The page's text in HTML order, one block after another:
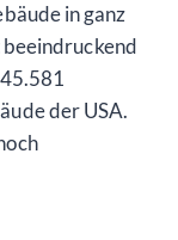
in ganz
beeindruckend
der USA.